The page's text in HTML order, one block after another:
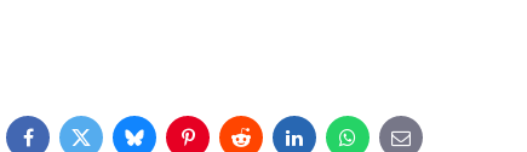
FacebookTwitterBlueskyPinterestRedditLinkedInWhatsApp
E-